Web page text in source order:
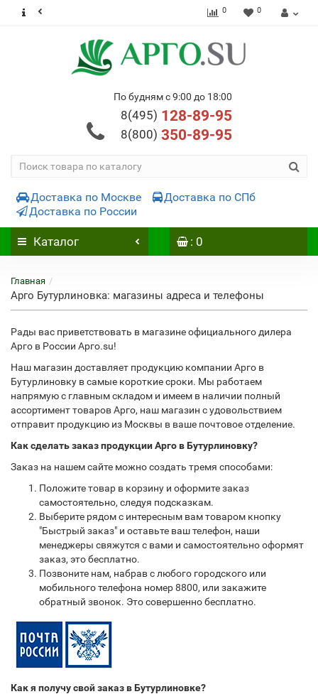
0 0
По будням с 9:00 до 18:00
8(495) 128-89-95
8(800) 350-89-95
Доставка по Москве
Доставка по СПб
Доставка по России
Каталог : 0
Главная
Арго Бутурлиновка: магазины адреса и телефоны
Рады вас приветствовать в магазине официального дилера
Арго в России Арго.su!
Наш магазин доставляет продукцию компании Арго в
Бутурлиновку в самые короткие сроки. Мы работаем
напрямую с главным складом и имеем в наличии полный
ассортимент товаров Арго, наш магазин с удовольствием
отправит продукцию из Москвы в ваше почтовое отделение.
Как сделать заказ продукции Арго в Бутурлиновку?
Заказ на нашем сайте можно создать тремя способами:
Положите товар в корзину и оформите заказ
самостоятельно, следуя подсказкам.
Выберите рядом с интересным вам товаром кнопку
"Быстрый заказ" и оставьте ваш телефон, наши
менеджеры свяжутся с вами и самостоятельно оформят
заказ, это бесплатно.
Позвоните нам, набрав с любого городского или
мобильного телефона номер 8800, или закажите
обратный звонок. Это совершенно бесплатно.
Как я получу свой заказ в Бутурлиновке?